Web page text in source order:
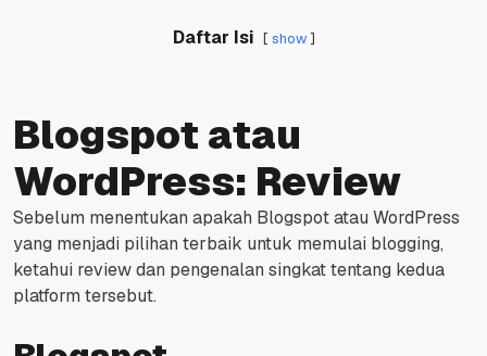
Daftar Isi show
Blogspot atau
WordPress: Review
Sebelum menentukan apakah Blogspot atau WordPress
yang menjadi pilihan terbaik untuk memulai blogging,
ketahui review dan pengenalan singkat tentang kedua
platform tersebut.